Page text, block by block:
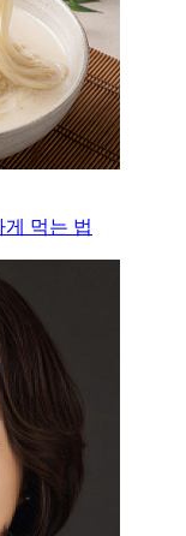
먹는 법